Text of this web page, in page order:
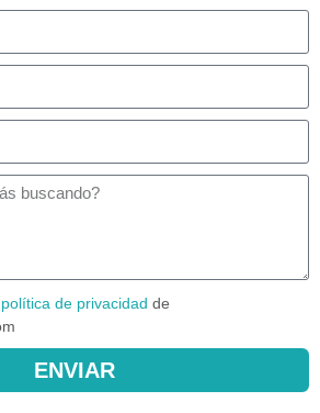
política de privacidad de
ENVIAR